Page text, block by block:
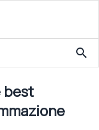
API cloud: una guida alle best practice per una programmazione efficace e sicura
search
best